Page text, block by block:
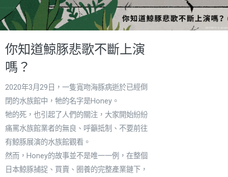
你知道鯨豚悲歌不斷上演
嗎？
2020年3月29日，一隻寬吻海豚病逝於已經倒
閉的水族館中，牠的名字是Honey。
牠的死，也引起了人們的關注，大家開始紛紛
痛罵水族館業者的無良、呼籲抵制、不要前往
有鯨豚展演的水族館觀看。
然而，Honey的故事並不是唯一一例，在整個
日本鯨豚捕捉、買賣、圈養的完整產業鏈下，